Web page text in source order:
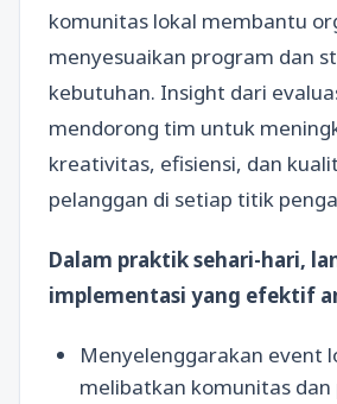
komunitas lokal membantu
menyesuaikan program dan
kebutuhan. Insight dari
mendorong tim untuk
kreativitas, efisiensi, dan
pelanggan di setiap titik
Dalam praktik sehari-hari,
implementasi yang efektif
Menyelenggarakan event
melibatkan komunitas dan